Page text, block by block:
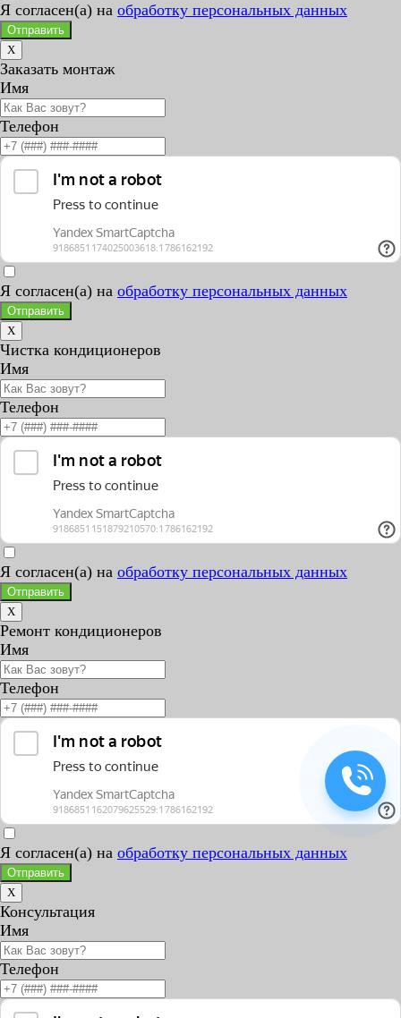
Я согласен(а) на обработку персональных данных
Отправить
X
Заказать монтаж
Имя
Телефон
Я согласен(а) на обработку персональных данных
Отправить
X
Чистка кондиционеров
Имя
Телефон
Я согласен(а) на обработку персональных данных
Отправить
X
Ремонт кондиционеров
Имя
Телефон
Я согласен(а) на обработку персональных данных
Отправить
X
Консультация
Имя
Телефон